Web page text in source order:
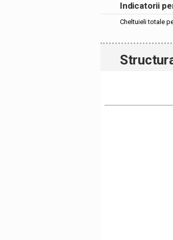
Indicatorii
Cheltuieli totale